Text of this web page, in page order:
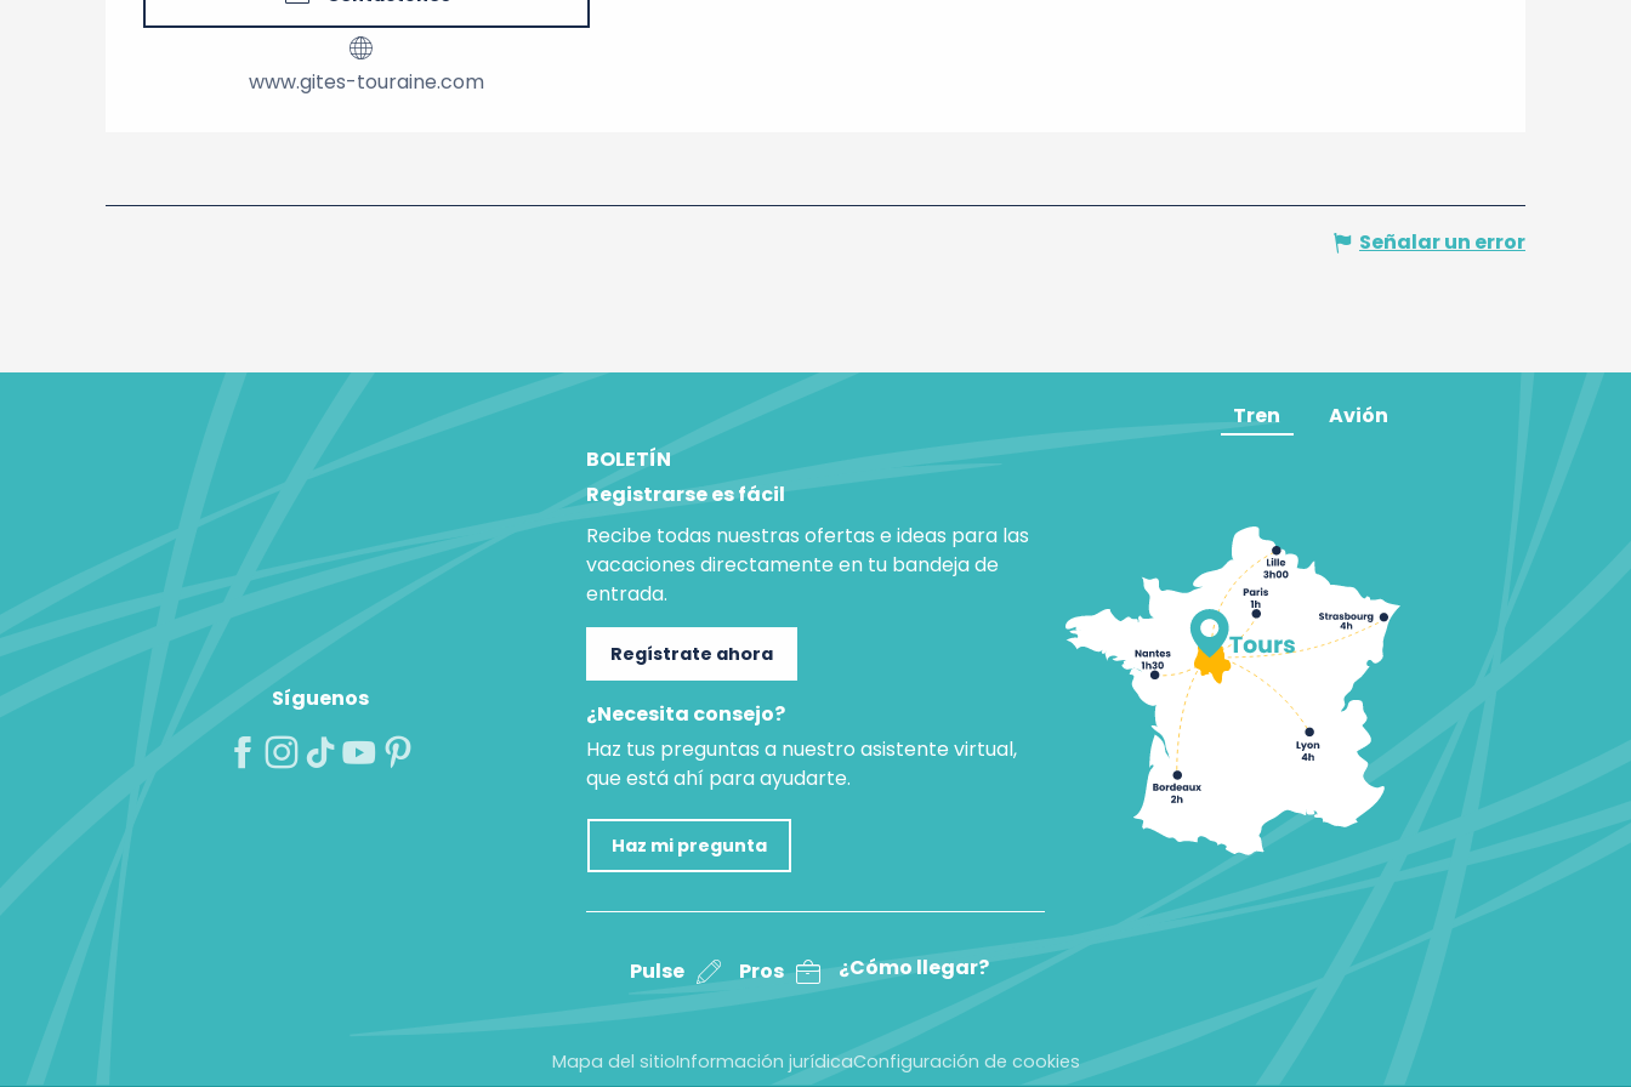
www.gites-touraine.com
Señalar un error
Síguenos
BOLETÍN
Registrarse es fácil
Recibe todas nuestras ofertas e ideas para las
vacaciones directamente en tu bandeja de
entrada.
Regístrate ahora
¿Necesita consejo?
Haz tus preguntas a nuestro asistente virtual,
que está ahí para ayudarte.
Haz mi pregunta
Pulse Pros ¿Cómo llegar?
Tren Avión
Mapa del sitioInformación jurídicaConfiguración de cookies